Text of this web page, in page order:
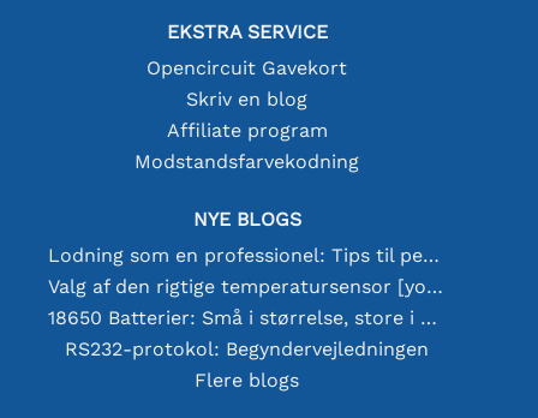
EKSTRA SERVICE
Opencircuit Gavekort
Skriv en blog
Affiliate program
Modstandsfarvekodning
NYE BLOGS
Lodning som en professionel: Tips til perfekte elektroniske forbindelser
Valg af den rigtige temperatursensor [youtube]
18650 Batterier: Små i størrelse, store i ydeevne
RS232-protokol: Begyndervejledningen
Flere blogs